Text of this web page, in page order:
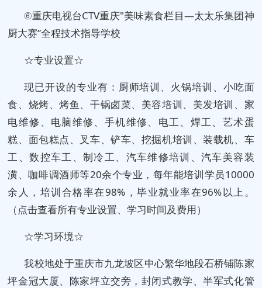
⑥重庆电视台CTV重庆"美味素食栏目—太太乐集团神
厨大赛”全程技术指导学校
☆专业设置☆
现已开设的专业有：厨师培训、火锅培训、小吃面
食、烧烤、烤鱼、干锅卤菜、美容培训、美发培训、家
电维修、电脑维修、手机维修、电工、焊工、艺术蛋
糕、面包糕点、叉车、铲车、挖掘机培训、装载机、车
工、数控车工、制冷工、汽车维修培训、汽车美容装
潢、咖啡调酒师等20余个专业，每年能培训学员10000
余人，培训合格率在98%，毕业就业率在96%以上。
（点击查看所有专业设置、学习时间及费用）
☆学习环境☆
我校地处于重庆市九龙坡区中心繁华地段石桥铺陈家
坪金冠大厦、陈家坪立交旁，封闭式教学、半军式化管